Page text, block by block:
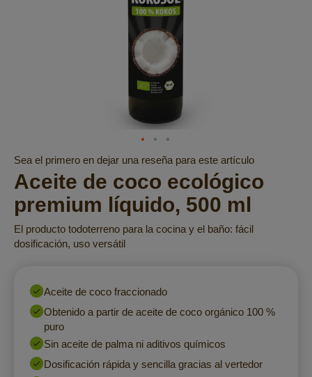
Saltar
al
comienzo
de
la
galería
de
Sea el primero en dejar una reseña para este artículo
Aceite de coco ecológico
premium líquido, 500 ml
El producto todoterreno para la cocina y el baño: fácil
dosificación, uso versátil
Aceite de coco fraccionado
Obtenido a partir de aceite de coco orgánico 100 %
puro
Sin aceite de palma ni aditivos químicos
Dosificación rápida y sencilla gracias al vertedor